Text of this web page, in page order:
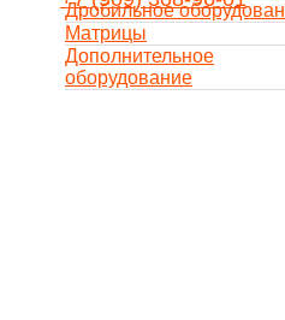
Дробильное
Матрицы
Дополнительное
оборудование